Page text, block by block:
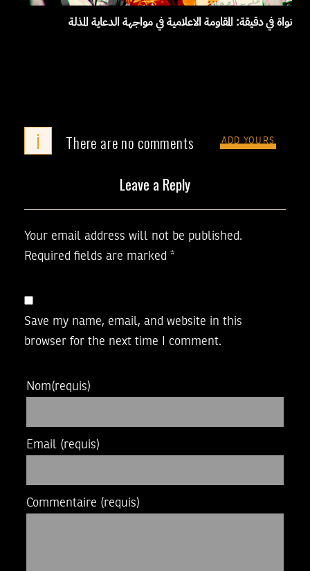
نواة في دقيقة: المقاومة الاعلامية في مواجهة الدعاية المذلة
i There are no comments ADD YOURS
Leave a Reply
Your email address will not be published.
Required fields are marked *
Save my name, email, and website in this
browser for the next time I comment.
Nom(requis)
Email (requis)
Commentaire (requis)